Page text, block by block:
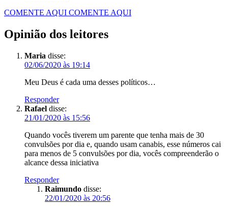
COMENTE AQUI COMENTE AQUI
Opinião dos leitores
Maria disse:
02/06/2020 às 19:14
Meu Deus é cada uma desses políticos…
Responder
Rafael disse:
21/01/2020 às 15:56
Quando vocês tiverem um parente que tenha mais de 30
convulsões por dia e, quando usam canabis, esse números cai
para menos de 5 convulsões por dia, vocês compreenderão o
alcance dessa iniciativa
Responder
Raimundo disse:
22/01/2020 às 20:56